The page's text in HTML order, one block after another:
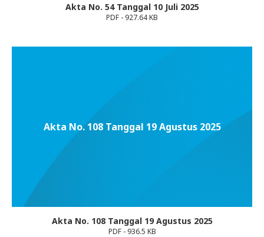
Akta No. 54 Tanggal 10 Juli 2025
PDF - 927.64 KB
Akta No. 108 Tanggal 19 Agustus 2025
Akta No. 108 Tanggal 19 Agustus 2025
PDF - 936.5 KB